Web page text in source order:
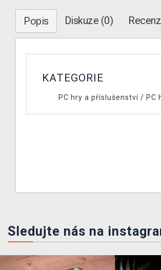
Popis Diskuze (0)
KATEGORIE
PC hry a příslušenství/ PC
Sledujte nás na